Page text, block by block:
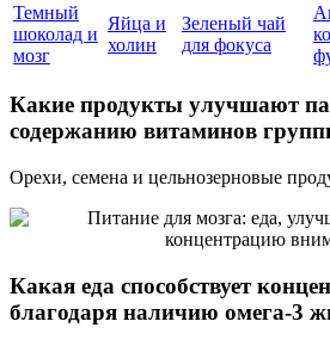
Темный
шоколад и
мозг
Яйца и
холин
Зеленый чай
для фокуса
Какие продукты улучшают
содержанию витаминов
Орехи, семена и цельнозерновые
Какая еда способствует
благодаря наличию омега-3